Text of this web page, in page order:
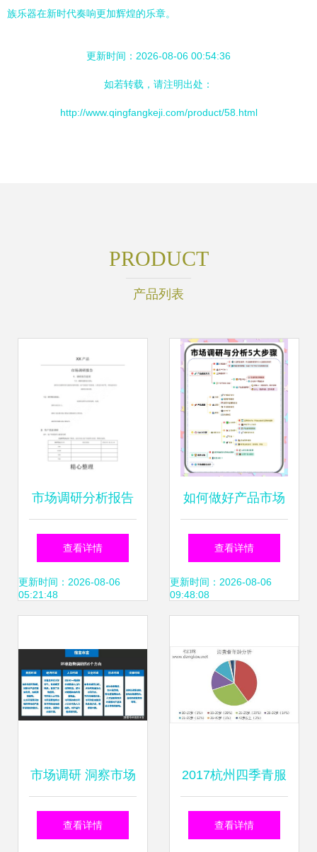
族乐器在新时代奏响更加辉煌的乐章。
更新时间：2026-08-06 00:54:36
如若转载，请注明出处：
http://www.qingfangkeji.com/product/58.html
PRODUCT
产品列表
市场调研分析报告
新兴消费市场趋势
与机遇
查看详情
更新时间：2026-08-06
05:21:48
如何做好产品市场
调研 五大步骤详解
查看详情
更新时间：2026-08-06
09:48:08
市场调研 洞察市场
脉络，驱动商业决
查看详情
2017杭州四季青服
装批发市场调研报
查看详情